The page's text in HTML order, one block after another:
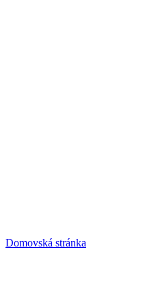
Domovská stránka